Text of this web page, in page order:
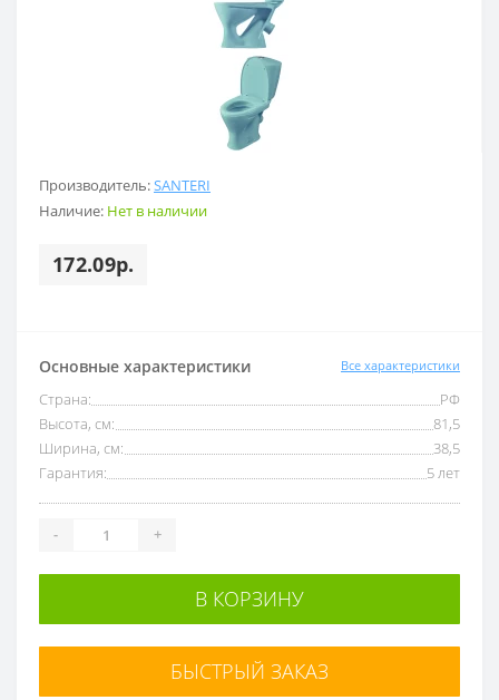
Производитель:SANTERI
Наличие: Нет в наличии
172.09р.
Основные характеристики Все характеристики
Страна:
РФ
Высота, см:
81,5
Ширина, см:
38,5
Гарантия:
5 лет
- +
В КОРЗИНУ
БЫСТРЫЙ ЗАКАЗ